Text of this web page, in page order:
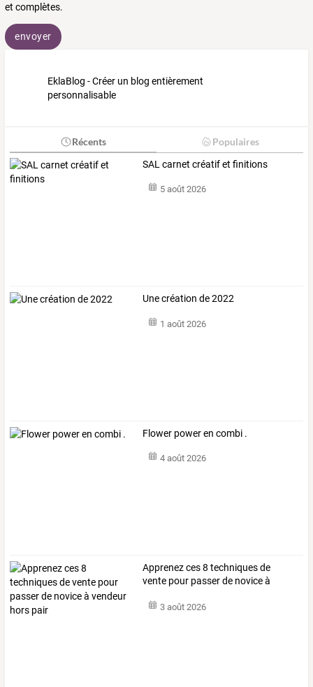
et complètes.
envoyer
EklaBlog - Créer un blog entièrement
personnalisable
Récents Populaires
SAL carnet créatif et finitions
5 août 2026
Une création de 2022
1 août 2026
Flower power en combi .
4 août 2026
Apprenezces8 techniquesde
vente pour passerde noviceà
3 août 2026